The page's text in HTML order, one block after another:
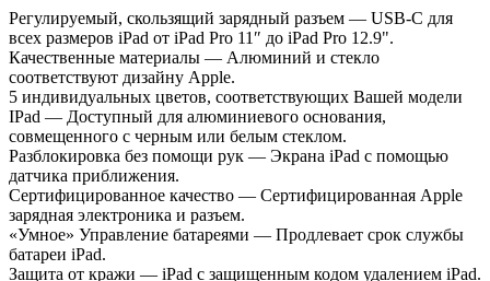
Регулируемый, скользящий зарядный разъем — USB-C для
всех размеров iPad от iPad Pro 11″ до iPad Pro 12.9".
Качественные материалы — Алюминий и стекло
соответствуют дизайну Apple.
5 индивидуальных цветов, соответствующих Вашей модели
IPad — Доступный для алюминиевого основания,
совмещенного с черным или белым стеклом.
Разблокировка без помощи рук — Экрана iPad с помощью
датчика приближения.
Сертифицированное качество — Сертифицированная Apple
зарядная электроника и разъем.
«Умное» Управление батареями — Продлевает срок службы
батареи iPad.
Защита от кражи — iPad с защищенным кодом удалением iPad.